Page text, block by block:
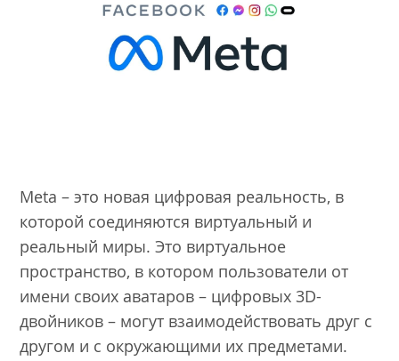
Meta – это новая цифровая реальность, в
которой соединяются виртуальный и
реальный миры. Это виртуальное
пространство, в котором пользователи от
имени своих аватаров – цифровых 3D-
двойников – могут взаимодействовать друг с
другом и с окружающими их предметами.